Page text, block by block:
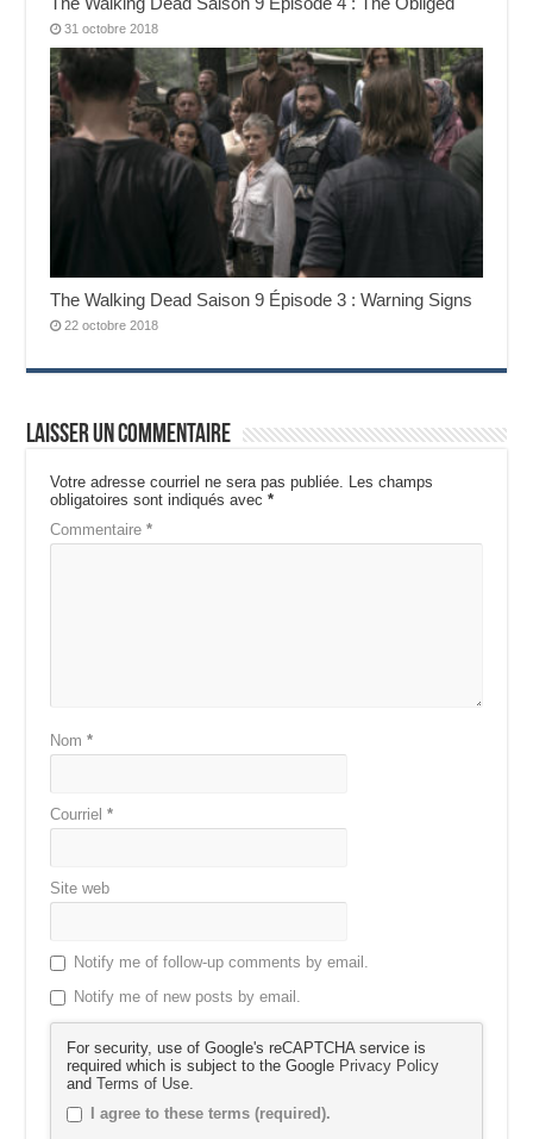
31 octobre 2018
The Walking Dead Saison 9 Épisode 3 : Warning Signs
22 octobre 2018
Laisser un commentaire
Votre adresse courriel ne sera pas publiée. Les champs
obligatoires sont indiqués avec*
Commentaire*
Nom*
Courriel*
Site web
Notify me of follow-up comments by email.
Notify me of new posts by email.
For security, use of Google's reCAPTCHA service is
required which is subject to the Google Privacy Policy
andTerms of Use.
I agree to these terms (required).